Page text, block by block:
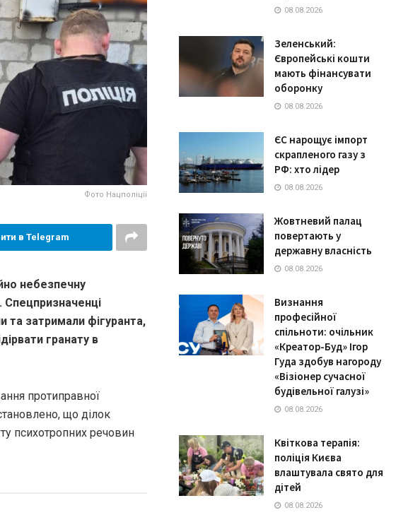
Фото Нацполіції
в Telegram
небезпечну
Спецпризначенці
та затримали фігуранта,
гранату в
протиправної
що ділок
психотропних речовин
08.08.2026
Зеленський:
Європейські кошти
мають фінансувати
оборонку
08.08.2026
ЄС нарощує імпорт
скрапленого газу з
РФ: хто лідер
08.08.2026
Жовтневий палац
повертають у
державну власність
08.08.2026
Визнання
професійної
спільноти: очільник
«Креатор-Буд» Ігор
Гуда здобув нагороду
«Візіонер сучасної
будівельної галузі»
08.08.2026
Квіткова терапія:
поліція Києва
влаштувала свято для
дітей
08.08.2026